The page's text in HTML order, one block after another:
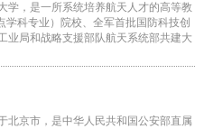
学，是一所系统培养航天人才的高等教
学科专业）院校、全军首批国防科技创
业局和战略支援部队航天系统部共建大
北京市，是中华人民共和国公安部直属